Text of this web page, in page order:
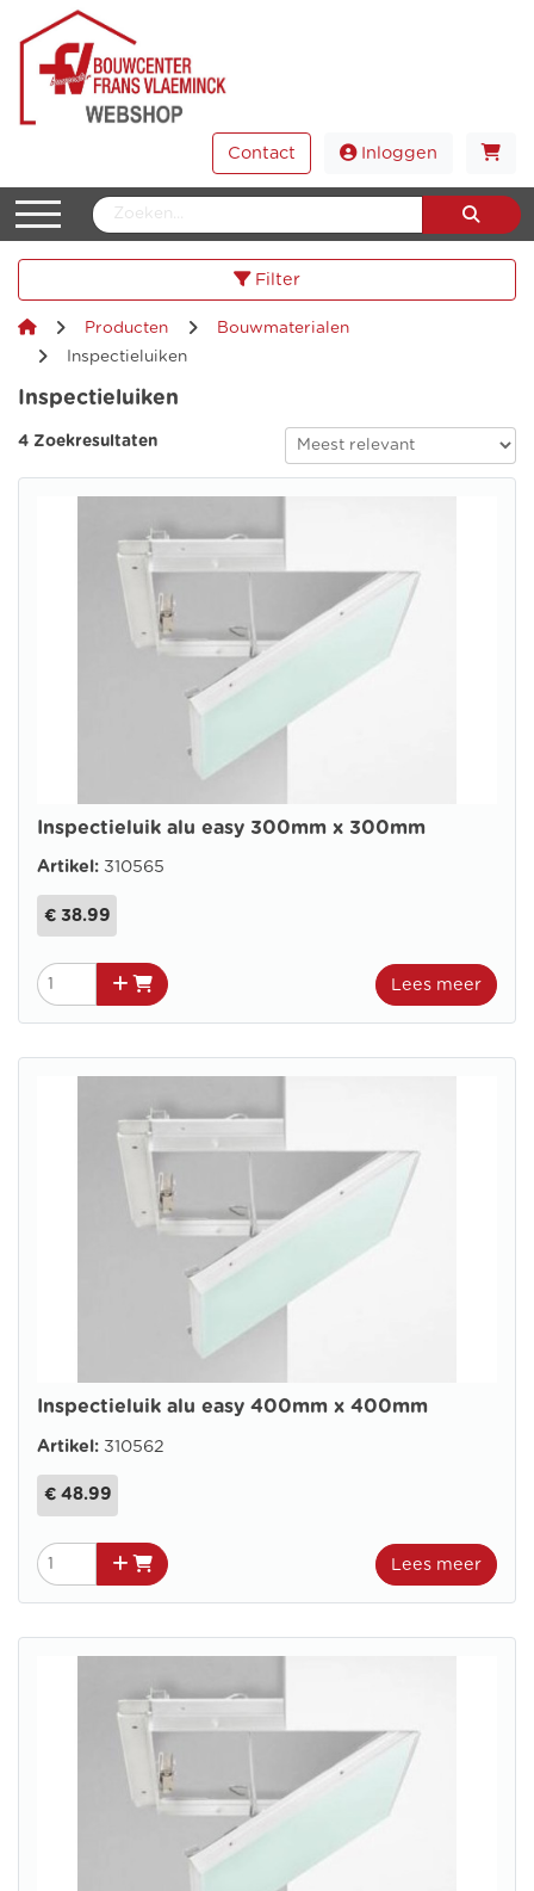
Contact Inloggen
Filter
Producten
Bouwmaterialen
Inspectieluiken
Inspectieluiken
4 Zoekresultaten
Inspectieluik alu easy 300mm x 300mm
Artikel: 310565
€ 38.99
Lees meer
Inspectieluik alu easy 400mm x 400mm
Artikel: 310562
€ 48.99
Lees meer